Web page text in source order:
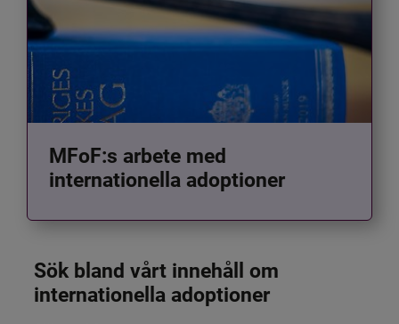
MFoF:s arbete med
internationella adoptioner
Sök bland vårt innehåll om
internationella adoptioner